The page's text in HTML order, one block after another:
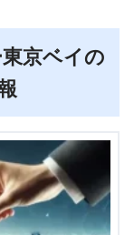
京ベイの